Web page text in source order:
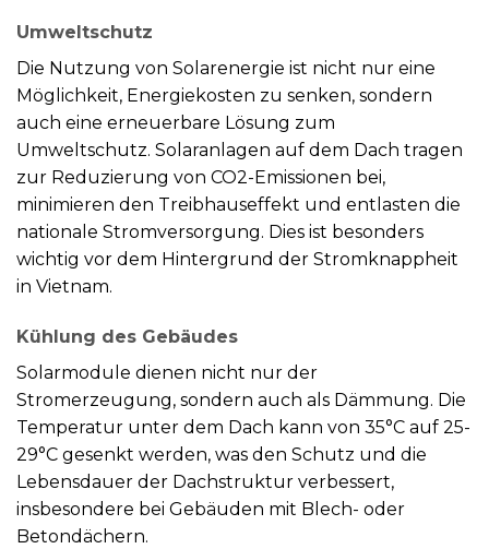
Umweltschutz
Die Nutzung von Solarenergie ist nicht nur eine
Möglichkeit, Energiekosten zu senken, sondern
auch eine erneuerbare Lösung zum
Umweltschutz. Solaranlagen auf dem Dach tragen
zur Reduzierung von CO2-Emissionen bei,
minimieren den Treibhauseffekt und entlasten die
nationale Stromversorgung. Dies ist besonders
wichtig vor dem Hintergrund der Stromknappheit
in Vietnam.
Kühlung des Gebäudes
Solarmodule dienen nicht nur der
Stromerzeugung, sondern auch als Dämmung. Die
Temperatur unter dem Dach kann von 35°C auf 25-
29°C gesenkt werden, was den Schutz und die
Lebensdauer der Dachstruktur verbessert,
insbesondere bei Gebäuden mit Blech- oder
Betondächern.